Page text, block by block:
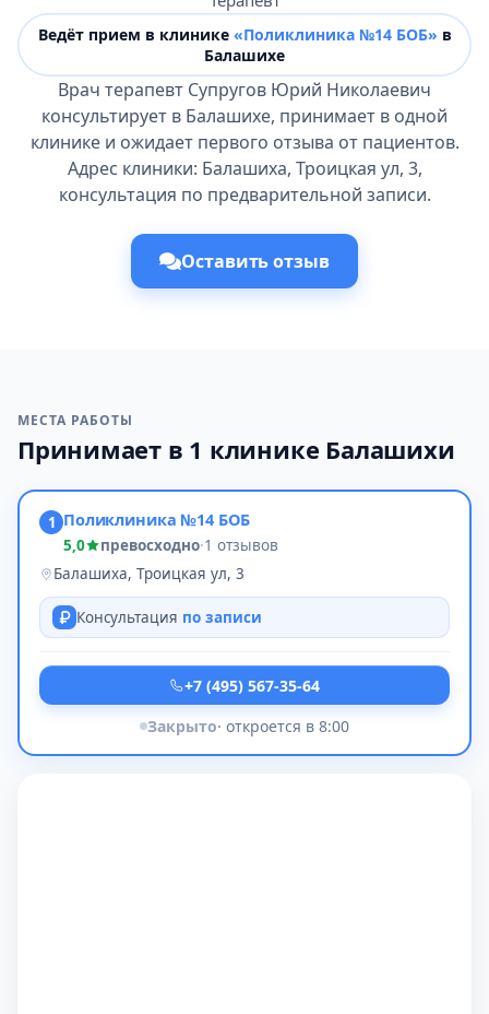
Ведёт прием в клинике «Поликлиника №14 БОБ» в
Балашихе
Врач терапевт Супругов Юрий Николаевич
консультирует в Балашихе, принимает в одной
клинике и ожидает первого отзыва от пациентов.
Адрес клиники: Балашиха, Троицкая ул, 3,
консультация по предварительной записи.
Оставить отзыв
МЕСТА РАБОТЫ
Принимает в 1 клинике Балашихи
1 Поликлиника №14 БОБ
5,0 превосходно·1 отзывов
Балашиха, Троицкая ул, 3
Консультация по записи
+7 (495) 567-35-64
Закрыто· откроется в 8:00